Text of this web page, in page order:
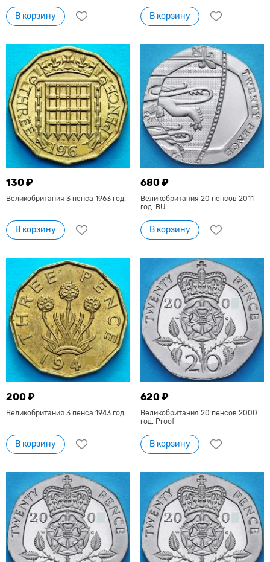
В корзину В корзину
130 ₽
Великобритания 3 пенса 1963 год.
В корзину
680 ₽
Великобритания 20 пенсов 2011
год. BU
В корзину
200 ₽
Великобритания 3 пенса 1943 год.
В корзину
620 ₽
Великобритания 20 пенсов 2000
год. Proof
В корзину